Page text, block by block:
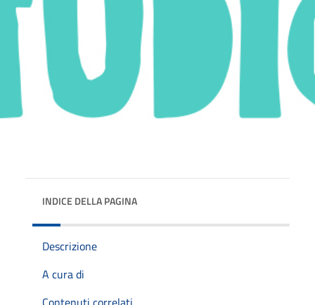
INDICE DELLA PAGINA
Descrizione
A cura di